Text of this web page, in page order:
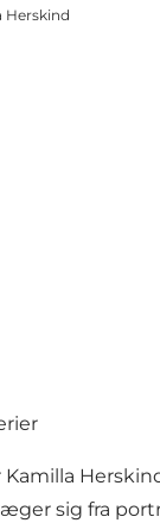
Herskind
sig fra